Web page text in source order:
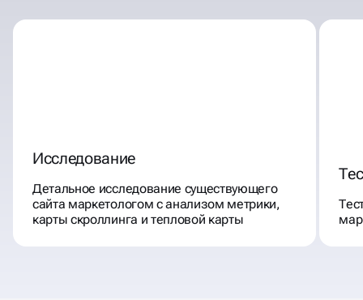
Исследование
Детальное исследование существующего
сайта маркетологом с анализом метрики,
карты скроллинга и тепловой карты